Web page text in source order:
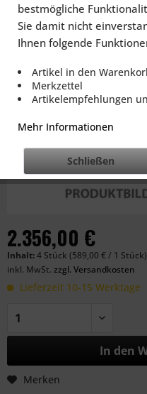
2.356,00 €
Inhalt:4 Stück (589,00 € / 1 Stück)
inkl. MwSt. zzgl. Versandkosten
Lieferzeit 10-15 Werktage
In den
Merken
bestmögliche
Sie damit nicht
Ihnen folgende
Artikel in den
Merkzettel
Artikelempfehlungen
Mehr Informationen
Schließen